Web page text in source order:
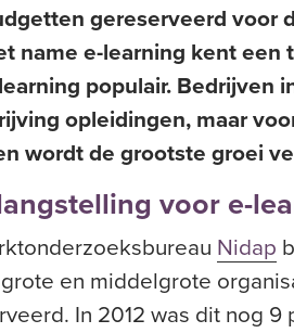
gereserveerd voor
name e-learning kent
populair. Bedrijven
opleidingen, maar
wordt de grootste groei
voor e-
Nidap
en middelgrote
In 2012 was dit nog